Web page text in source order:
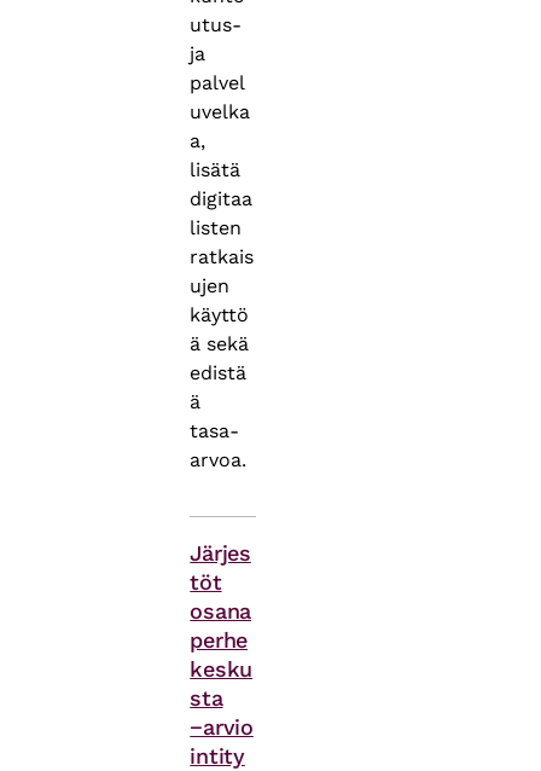
utus-
ja
palvel
uvelka
a,
lisätä
digitaa
listen
ratkais
ujen
käyttö
ä sekä
edistä
ä
tasa-
arvoa.
Järjes
töt
osana
perhe
kesku
sta
−arvio
intity